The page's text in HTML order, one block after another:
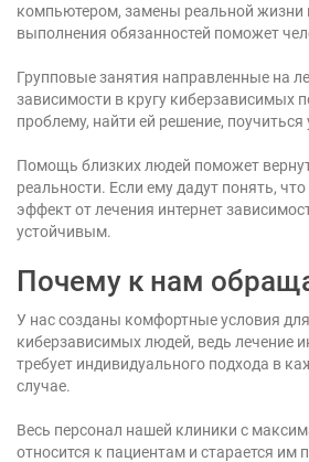
компьютером, замены реальной жизни
выполнения обязанностей поможет
Групповые занятия направленные на
зависимости в кругу киберзависимых
проблему, найти ей решение, поучиться
Помощь близких людей поможет
реальности. Если ему дадут понять,
эффект от лечения интернет
устойчивым.
Почему к нам
У нас созданы комфортные условия
киберзависимых людей, ведь лечение
требует индивидуального подхода в
случае.
Весь персонал нашей клиники с
относится к пациентам и старается им